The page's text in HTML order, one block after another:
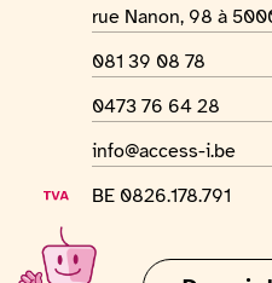
Adresse du lieu
rue Nanon, 98 à
Numéro de téléphone
081 39 08 78
Numéro Whatsapp
0473 76 64 28
Adresse mail
info@access-i.be
Numéro de TVA
BE 0826.178.791